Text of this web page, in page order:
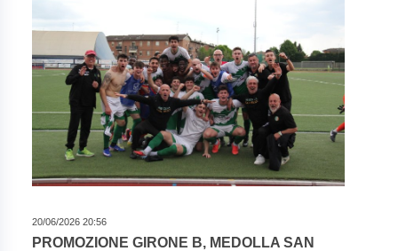
20/06/2026 20:56
PROMOZIONE GIRONE B, MEDOLLA SAN